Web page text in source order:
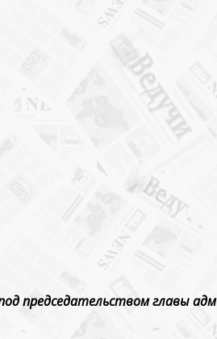
председательством главы